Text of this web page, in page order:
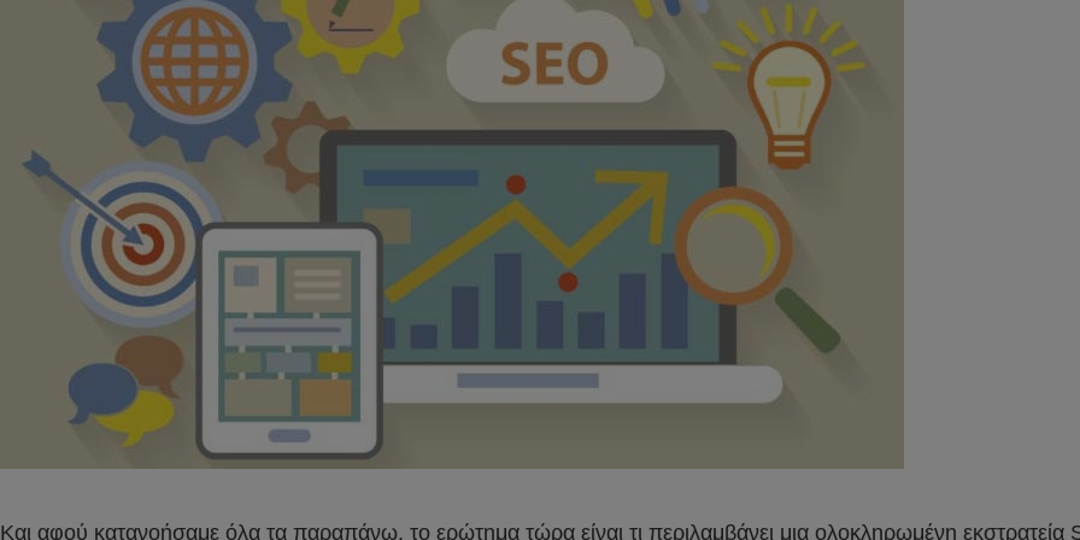
Και αφού κατανοήσαμε όλα τα παραπάνω, το ερώτημα τώρα είναι τι περιλαμβάνει μια ολοκληρωμένη εκστρατεία